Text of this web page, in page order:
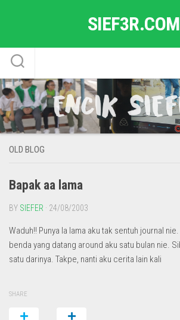
SIEF3R.COM
OLD BLOG
Bapak aa lama
BY SIEFER · 24/08/2003
Waduh!! Punya la lama aku tak sentuh journal
benda yang datang around aku satu bulan nie.
satu darinya. Takpe, nanti aku cerita lain kali
SHARE